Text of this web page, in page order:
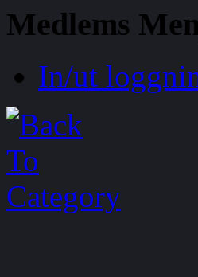
Medlems
In/ut